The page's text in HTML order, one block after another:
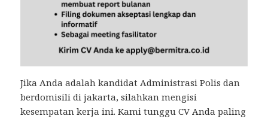
Jika Anda adalah kandidat Administrasi Polis dan
berdomisili di jakarta, silahkan mengisi
kesempatan kerja ini. Kami tunggu CV Anda paling